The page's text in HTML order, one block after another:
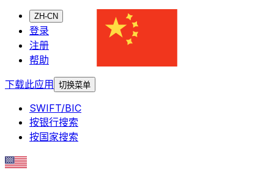
ZH-CN
登录
注册
帮助
下载此应用
切换菜单
SWIFT/BIC
按银行搜索
按国家搜索